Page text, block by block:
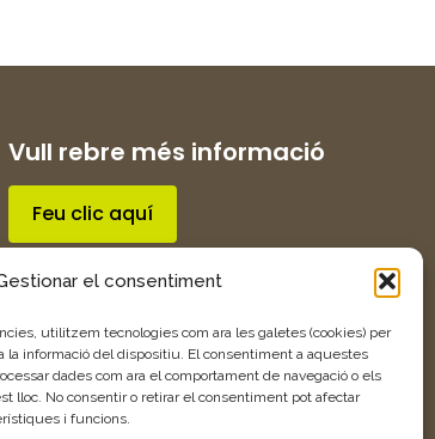
el consentiment
utilitzem tecnologies com ara les galetes (cookies) per
la informació del dispositiu. El consentiment a aquestes
dades com ara el comportament de navegació o els
lloc. No consentir o retirar el consentiment pot afectar
i funcions.
Vull rebre més informació
Feu clic aquí